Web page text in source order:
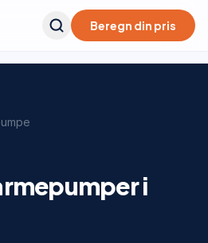
Beregn din pris
i